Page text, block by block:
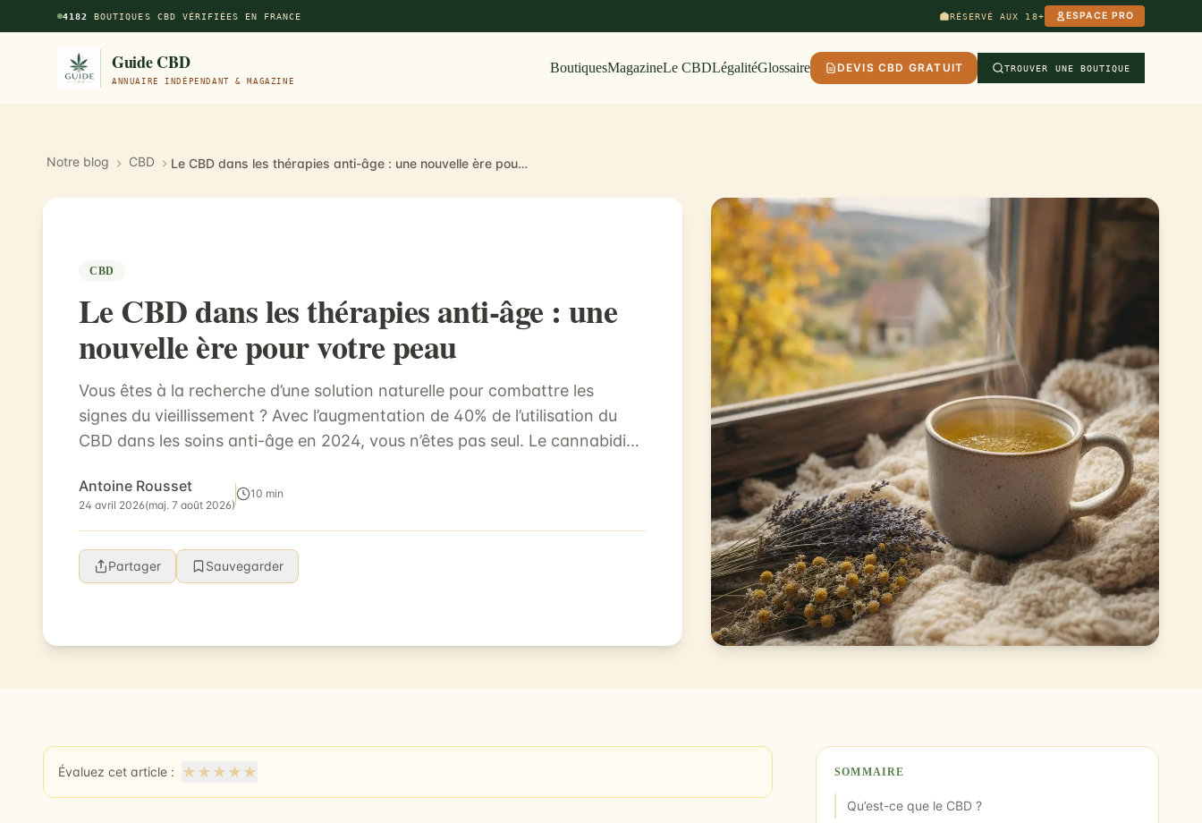
Aller au contenu principal
4182 BOUTIQUES CBD VÉRIFIÉES EN FRANCE RÉSERVÉ AUX 18+ ESPACE PRO
Guide CBD
ANNUAIRE INDÉPENDANT & MAGAZINE
BoutiquesMagazineLe CBDLégalitéGlossaire DEVIS CBD GRATUIT TROUVER UNE BOUTIQUE
Notre blog CBD Le CBD dans les thérapies anti-âge : une nouvelle ère pour votre peau
CBD
Le CBD dans les thérapies anti-âge : une
nouvelle ère pour votre peau
Vous êtes à la recherche d’une solution naturelle pour combattre les
signes du vieillissement ? Avec l’augmentation de 40% de l’utilisation du
CBD dans les soins anti-âge en 2024, vous n’êtes pas seul. Le cannabidiol
Antoine Rousset
24 avril 2026(maj. 7 août 2026)
10 min
Partager Sauvegarder
Évaluez cet article : ★ ★ ★ ★ ★ SOMMAIRE
Qu’est-ce que le CBD ?